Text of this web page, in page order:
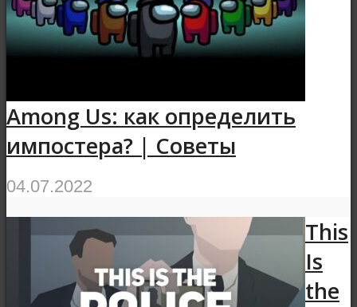
Among Us: как определить
импостера? | Советы
04.07.2022
This
Is
the